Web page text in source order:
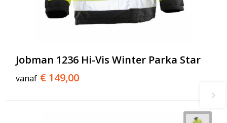
Jobman 1236 Hi-Vis Winter Parka Star
vanaf € 149,00